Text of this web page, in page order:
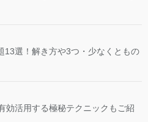
13選！解き方や3つ・少なくともの
効活用する極秘テクニックもご紹